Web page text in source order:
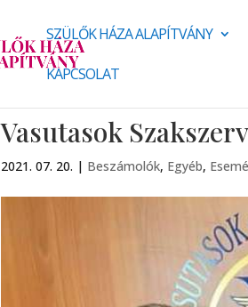
SZÜLŐK HÁZA ALAPÍTVÁNY
KAPCSOLAT
Vasutasok
2021. 07. 20. | Beszámolók, Egyéb,